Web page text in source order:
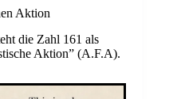
Aktion
die Zahl 161 als
Aktion” (A.F.A).